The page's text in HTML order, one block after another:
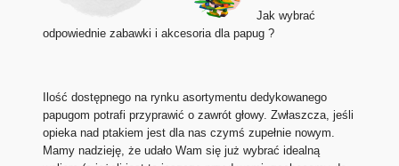
Jak wybrać
odpowiednie zabawki i akcesoria dla papug ?
Ilość dostępnego na rynku asortymentu dedykowanego
papugom potrafi przyprawić o zawrót głowy. Zwłaszcza, jeśli
opieka nad ptakiem jest dla nas czymś zupełnie nowym.
Mamy nadzieję, że udało Wam się już wybrać idealną